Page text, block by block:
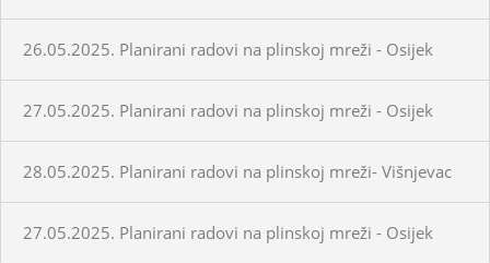
26.05.2025. Planirani radovi na plinskoj mreži - Osijek
27.05.2025. Planirani radovi na plinskoj mreži - Osijek
28.05.2025. Planirani radovi na plinskoj mreži- Višnjevac
27.05.2025. Planirani radovi na plinskoj mreži - Osijek